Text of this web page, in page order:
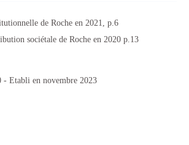
de Roche en 2021, p.6
sociétale de Roche en 2020 p.13
- Etabli en novembre 2023